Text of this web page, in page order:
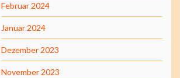
Februar 2024
Januar 2024
Dezember 2023
November 2023